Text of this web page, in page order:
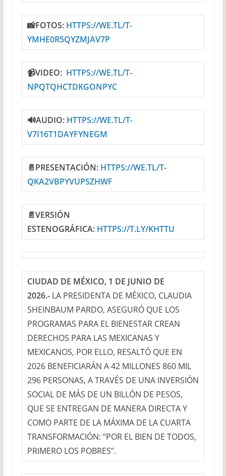
📸FOTOS: HTTPS://WE.TL/T-
YMHE0R5QYZMJAV7P
📹VIDEO: HTTPS://WE.TL/T-
NPQTQHCTDKGONPYC
🔊AUDIO: HTTPS://WE.TL/T-
V7I16T1DAYFYNEGM
📄PRESENTACIÓN: HTTPS://WE.TL/T-
QKA2VBPYVUPSZHWF
📄VERSIÓN
ESTENOGRÁFICA: HTTPS://T.LY/KHTTU
CIUDAD DE MÉXICO, 1 DE JUNIO DE
2026.- LA PRESIDENTA DE MÉXICO, CLAUDIA
SHEINBAUM PARDO, ASEGURÓ QUE LOS
PROGRAMAS PARA EL BIENESTAR CREAN
DERECHOS PARA LAS MEXICANAS Y
MEXICANOS, POR ELLO, RESALTÓ QUE EN
2026 BENEFICIARÁN A 42 MILLONES 860 MIL
296 PERSONAS, A TRAVÉS DE UNA INVERSIÓN
SOCIAL DE MÁS DE UN BILLÓN DE PESOS,
QUE SE ENTREGAN DE MANERA DIRECTA Y
COMO PARTE DE LA MÁXIMA DE LA CUARTA
TRANSFORMACIÓN: “POR EL BIEN DE TODOS,
PRIMERO LOS POBRES”.